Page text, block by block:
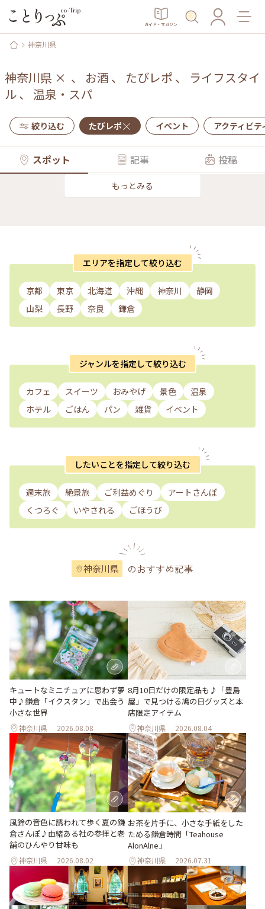
ガイド・マガジン
神奈川県
神奈川県 × 、 お酒 、 たびレポ 、 ライフスタイ
ル、 温泉・スパ
絞り込む たびレポ イベント アクティビテ
スポット 記事 投稿
もっとみる
エリアを指定して絞り込む
京都 東京 北海道 沖縄 神奈川
静岡
山梨
長野 奈良 鎌倉
ジャンルを指定して絞り込む
カフェ スイーツ おみやげ 景色
温泉
ホテル
ごはん パン 雑貨 イベント
したいことを指定して絞り込む
週末旅 絶景旅 ご利益めぐり
アートさんぽ
くつろぐ
いやされる ごほうび
神奈川県 のおすすめ記事
キュートなミニチュアに思わず夢
中♪鎌倉「イクスタン」で出会う
小さな世界
神奈川県 2026.08.08
8月10日だけの限定品も♪「豊島
屋」で見つける鳩の日グッズと本
店限定アイテム
神奈川県 2026.08.04
風鈴の音色に誘われて歩く夏の鎌
倉さんぽ♪由緒ある社の参拝と老
舗のひんやり甘味も
神奈川県 2026.08.02
お茶を片手に、小さな手紙をした
ためる鎌倉時間「Teahouse
AlonAlne」
神奈川県 2026.07.31